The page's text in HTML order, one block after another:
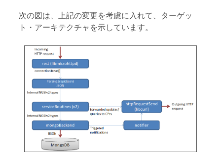
次の図は、上記の変更を考慮に入れて、ターゲッ
ト・アーキテクチャを示しています。